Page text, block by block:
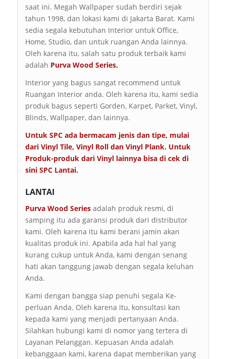
saat ini. Megah Wallpaper sudah berdiri sejak
tahun 1998, dan lokasi kami di Jakarta Barat. Kami
sedia segala kebutuhan Interior untuk Office,
Home, Studio, dan untuk ruangan Anda lainnya.
Oleh karena itu, salah satu produk terbaik kami
adalah Purva Wood Series.
Interior yang bagus sangat recommend untuk
Ruangan Interior anda. Oleh karena itu, kami sedia
produk bagus seperti Gorden, Karpet, Parket, Vinyl,
Blinds, Wallpaper, dan lainnya.
Untuk SPC ada bermacam jenis dan tipe, mulai
dari Vinyl Tile, Vinyl Roll dan Vinyl Plank. Untuk
Produk-produk dari Vinyl lainnya bisa di cek di
sini SPC Lantai.
LANTAI
Purva Wood Seriesadalah produk resmi, di
samping itu ada garansi produk dari distributor
kami. Oleh karena itu kami berani jamin akan
kualitas produk ini. Apabila ada hal hal yang
kurang cukup untuk Anda, kami dengan senang
hati akan tanggung jawab dengan segala keluhan
Anda.
Kami dengan bangga siap penuhi segala Ke-
perluan Anda. Oleh karena itu, konsultasi kan
kepada kami yang menjadi pertanyaan Anda.
Silahkan hubungi kami di nomor yang tertera di
Layanan Pelanggan. Kepuasan Anda adalah
kebanggaan kami, karena dapat memberikan yang